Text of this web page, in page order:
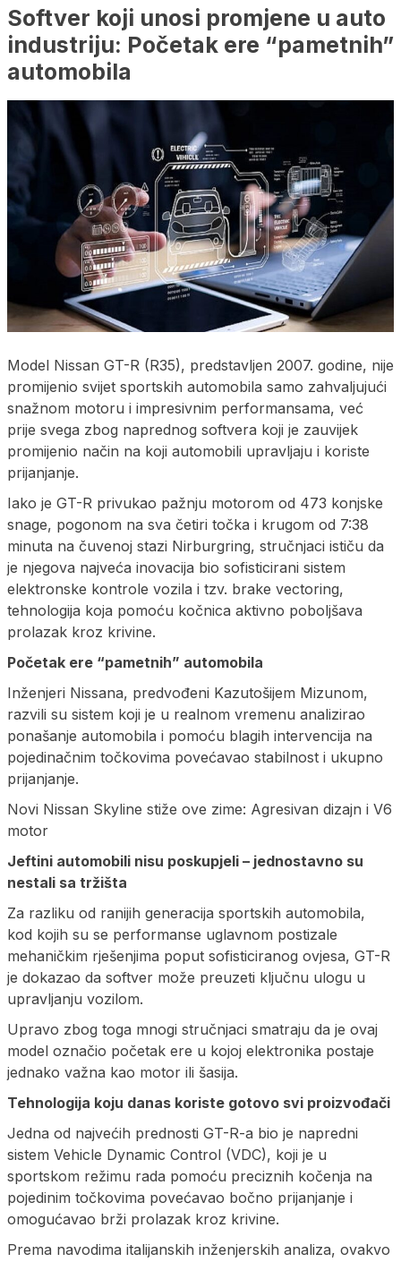
Softver koji unosi promjene u auto
industriju: Početak ere “pametnih”
automobila
​Model Nissan GT-R (R35), predstavljen 2007. godine, nije
promijenio svijet sportskih automobila samo zahvaljujući
snažnom motoru i impresivnim performansama, već
prije svega zbog naprednog softvera koji je zauvijek
promijenio način na koji automobili upravljaju i koriste
prijanjanje.
Iako je GT-R privukao pažnju motorom od 473 konjske
snage, pogonom na sva četiri točka i krugom od 7:38
minuta na čuvenoj stazi Nirburgring, stručnjaci ističu da
je njegova najveća inovacija bio sofisticirani sistem
elektronske kontrole vozila i tzv. brake vectoring,
tehnologija koja pomoću kočnica aktivno poboljšava
prolazak kroz krivine.
Početak ere “pametnih” automobila
Inženjeri Nissana, predvođeni Kazutošijem Mizunom,
razvili su sistem koji je u realnom vremenu analizirao
ponašanje automobila i pomoću blagih intervencija na
pojedinačnim točkovima povećavao stabilnost i ukupno
prijanjanje.
Novi Nissan Skyline stiže ove zime: Agresivan dizajn i V6
motor
Jeftini automobili nisu poskupjeli – jednostavno su
nestali sa tržišta
Za razliku od ranijih generacija sportskih automobila,
kod kojih su se performanse uglavnom postizale
mehaničkim rješenjima poput sofisticiranog ovjesa, GT-R
je dokazao da softver može preuzeti ključnu ulogu u
upravljanju vozilom.
Upravo zbog toga mnogi stručnjaci smatraju da je ovaj
model označio početak ere u kojoj elektronika postaje
jednako važna kao motor ili šasija.
Tehnologija koju danas koriste gotovo svi proizvođači
Jedna od najvećih prednosti GT-R-a bio je napredni
sistem Vehicle Dynamic Control (VDC), koji je u
sportskom režimu rada pomoću preciznih kočenja na
pojedinim točkovima povećavao bočno prijanjanje i
omogućavao brži prolazak kroz krivine.
Prema navodima italijanskih inženjerskih analiza, ovakvo